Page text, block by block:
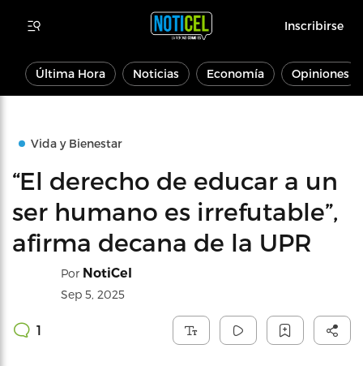
Inscribirse
Última Hora Noticias Economía Opiniones
Vida y Bienestar
“El derecho de educar a un
ser humano es irrefutable”,
afirma decana de la UPR
Por NotiCel
Sep 5, 2025
1